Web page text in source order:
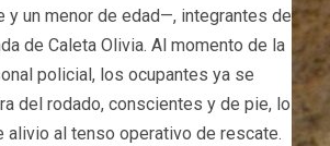
y un menor de edad—, integrantes de
de Caleta Olivia. Al momento de la
policial, los ocupantes ya se
del rodado, conscientes y de pie, lo
alivio al tenso operativo de rescate.